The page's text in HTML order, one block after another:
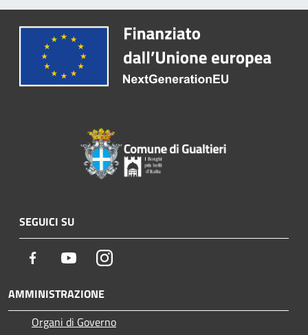
SEGUICI SU
Facebook YoutubeInstagram
AMMINISTRAZIONE
Organi di Governo